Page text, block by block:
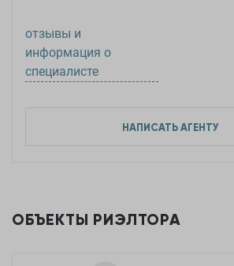
отзывы и
информация о
специалисте
НАПИСАТЬ АГЕНТУ
ОБЪЕКТЫ РИЭЛТОРА